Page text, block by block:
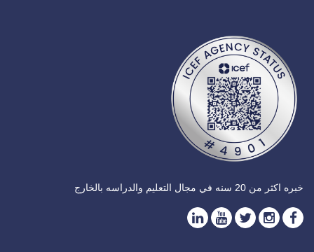
خبره اكثر من 20 سنه في مجال التعليم والدراسه بالخارج